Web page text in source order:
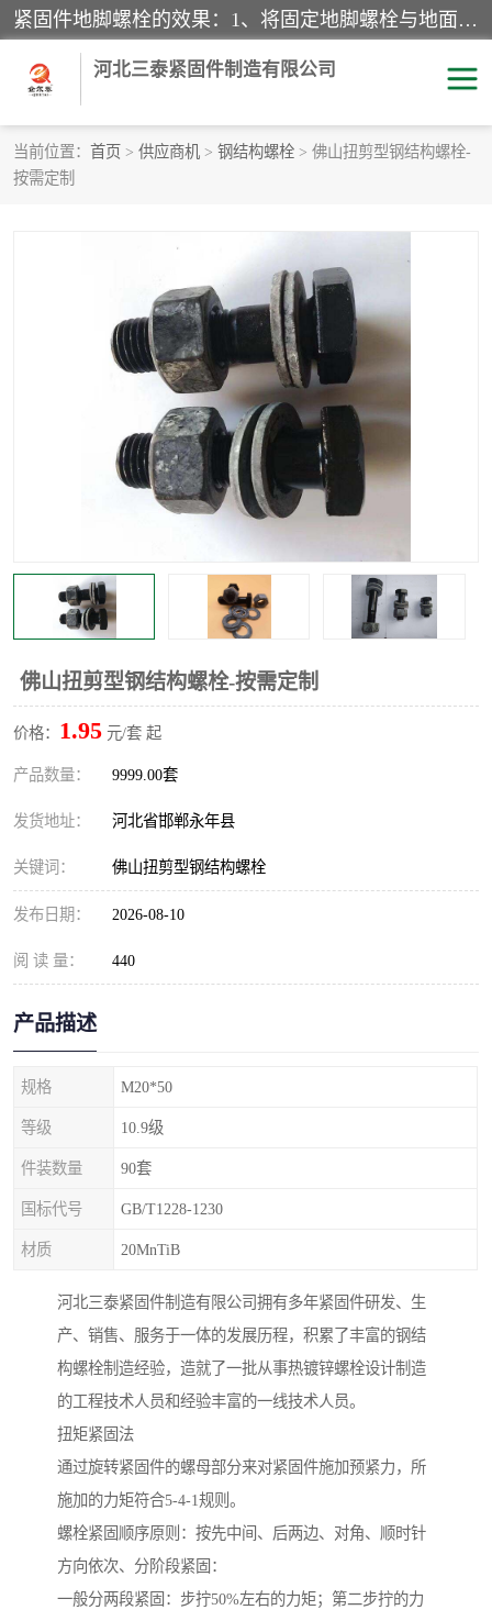
紧固件地脚螺栓的效果：1、将固定地脚螺栓与地面用水泥等物品灌溉在一起，可用来固定较小振荡和冲击的设备。2、活动地脚是一种可拆卸的地脚螺栓，可以固定有激烈振荡和冲击的大型机器设备。3、胀锚地脚螺栓用于固定比较简略且重量轻的设备，辅佐设备长期处于静止状态下。4、粘接地脚螺栓为一种使用广泛且常见的设备，它也是用来固定简略设备的小件。
河北三泰紧固件制造有限公司
当前位置： 首页 > 供应商机 > 钢结构螺栓 > 佛山扭剪型钢结构螺栓-
按需定制
佛山扭剪型钢结构螺栓-按需定制
价格： 1.95 元/套 起
产品数量： 9999.00套
发货地址： 河北省邯郸永年县
关键词： 佛山扭剪型钢结构螺栓
发布日期： 2026-08-10
阅 读 量： 440
产品描述
规格 M20*50
等级 10.9级
件装数量 90套
国标代号 GB/T1228-1230
材质 20MnTiB
河北三泰紧固件制造有限公司拥有多年紧固件研发、生
产、销售、服务于一体的发展历程，积累了丰富的钢结
构螺栓制造经验，造就了一批从事热镀锌螺栓设计制造
的工程技术人员和经验丰富的一线技术人员。
扭矩紧固法
通过旋转紧固件的螺母部分来对紧固件施加预紧力，所
施加的力矩符合5-4-1规则。
螺栓紧固顺序原则：按先中间、后两边、对角、顺时针
方向依次、分阶段紧固：
一般分两段紧固：步拧50%左右的力矩；第二步拧的力
地脚螺栓
悬挑梁拉杆